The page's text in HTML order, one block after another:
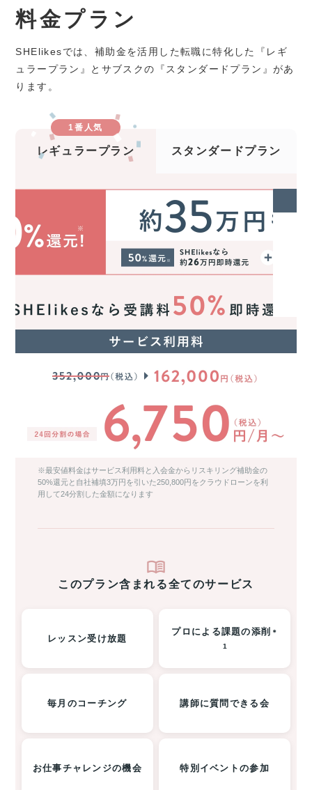
料金プラン
SHElikesでは、補助金を活用した転職に特化した『レギ
ュラープラン』とサブスクの『スタンダードプラン』があ
ります。
レギュラープラン
1番人気
スタンダードプラン
※最安値料金はサービス利用料と入会金からリスキリング補助金の
50%還元と自社補填3万円を引いた250,800円をクラウドローンを利
用して24分割した金額になります
このプラン含まれる全てのサービス
レッスン受け放題
プロによる課題の添削 ＊
1
毎月のコーチング 講師に質問できる会
お仕事チャレンジの機会 特別イベントの参加